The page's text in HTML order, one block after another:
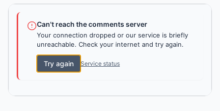
Can't reach the comments server
Your connection dropped or our service is briefly
unreachable. Check your internet and try again.
Try again Service status